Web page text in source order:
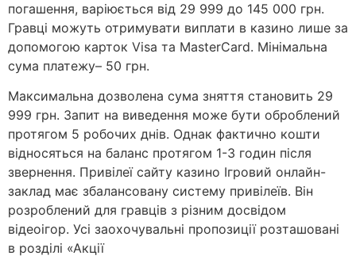
погашення, варіюється від 29 999 до 145 000 грн.
Гравці можуть отримувати виплати в казино лише за
допомогою карток Visa та MasterCard. Мінімальна
сума платежу– 50 грн.
Максимальна дозволена сума зняття становить 29
999 грн. Запит на виведення може бути оброблений
протягом 5 робочих днів. Однак фактично кошти
відносяться на баланс протягом 1-3 годин після
звернення. Привілеї сайту казино Ігровий онлайн-
заклад має збалансовану систему привілеїв. Він
розроблений для гравців з різним досвідом
відеоігор. Усі заохочувальні пропозиції розташовані
в розділі «Акції